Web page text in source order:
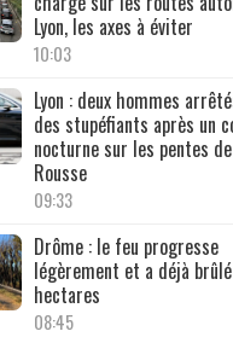
Lyon, les axes à éviter
10:03
Lyon : deux hommes
des stupéfiants après un
nocturne sur les pentes
Rousse
09:33
Drôme : le feu progresse
légèrement et a déjà
hectares
08:45